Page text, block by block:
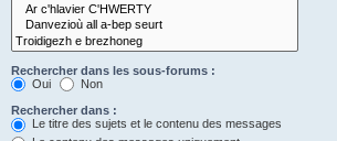
Rechercher dans les sous-forums :
Oui
Non
Rechercher dans :
Le titre des sujets et le contenu des messages